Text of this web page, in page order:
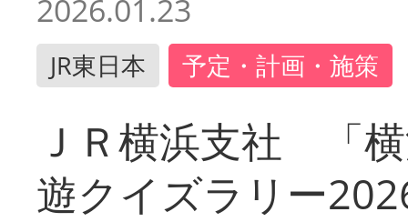
2026.01.23
JR東日本 予定・計画・施策
ＪＲ横浜支社 「
遊クイズラリー